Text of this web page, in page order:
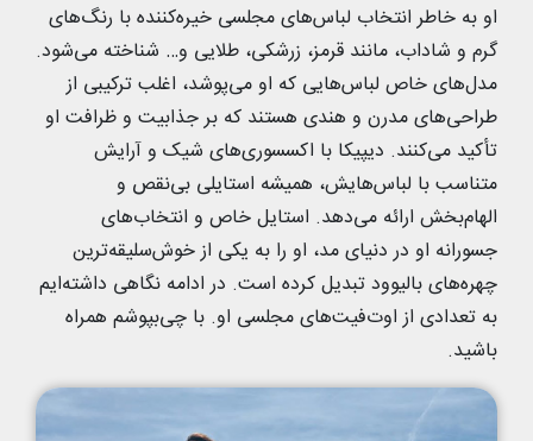
او به خاطر انتخاب لباس‌های مجلسی خیره‌کننده با رنگ‌های
گرم و شاداب، مانند قرمز، زرشکی، طلایی و… شناخته می‌شود.
مدل‌های خاص لباس‌هایی که او می‌پوشد، اغلب ترکیبی از
طراحی‌های مدرن و هندی هستند که بر جذابیت و ظرافت او
تأکید می‌کنند. دیپیکا با اکسسوری‌های شیک و آرایش
متناسب با لباس‌هایش، همیشه استایلی بی‌نقص و
الهام‌بخش ارائه می‌دهد. استایل خاص و انتخاب‌های
جسورانه او در دنیای مد، او را به یکی از خوش‌سلیقه‌ترین
چهره‌های بالیوود تبدیل کرده است. در ادامه نگاهی داشته‌ایم
به تعدادی از اوت‌فیت‌های مجلسی او. با چی‌بپوشم همراه
باشید.